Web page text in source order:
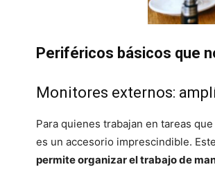
Periféricos básicos que
Monitores externos:
Para quienes trabajan en tareas
es un accesorio imprescindible.
permite organizar el trabajo de